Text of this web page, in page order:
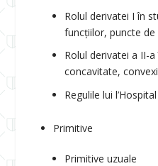
Rolul derivatei I în
funcțiilor, puncte de
Rolul derivatei a II-
concavitate,
Regulile lui l’Hospital
Primitive
Primitive uzuale